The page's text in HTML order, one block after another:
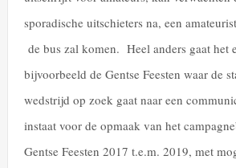
sporadische uitschieters na, een
de bus zal komen. Heel anders gaat het
bijvoorbeeld de Gentse Feesten waar de
wedstrijd op zoek gaat naar een
instaat voor de opmaak van het
Gentse Feesten 2017 t.e.m. 2019, met